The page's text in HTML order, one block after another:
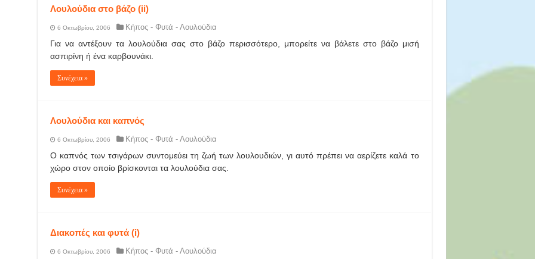
Λουλούδια στο βάζο (ii)
6 Οκτωβρίου, 2006 Κήπος - Φυτά - Λουλούδια
Για να αντέξουν τα λουλούδια σας στο βάζο περισσότερο, μπορείτε να βάλετε στο βάζο μισή
ασπιρίνη ή ένα καρβουνάκι.
Συνέχεια »
Λουλούδια και καπνός
6 Οκτωβρίου, 2006 Κήπος - Φυτά - Λουλούδια
Ο καπνός των τσιγάρων συντομεύει τη ζωή των λουλουδιών, γι αυτό πρέπει να αερίζετε καλά το
χώρο στον οποίο βρίσκονται τα λουλούδια σας.
Συνέχεια »
Διακοπές και φυτά (i)
6 Οκτωβρίου, 2006 Κήπος - Φυτά - Λουλούδια